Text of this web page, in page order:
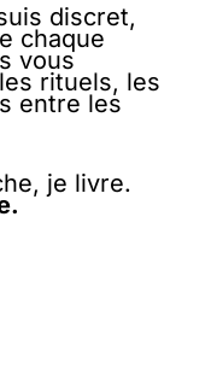
discret,
chaque
vous
rituels, les
entre les
je livre.